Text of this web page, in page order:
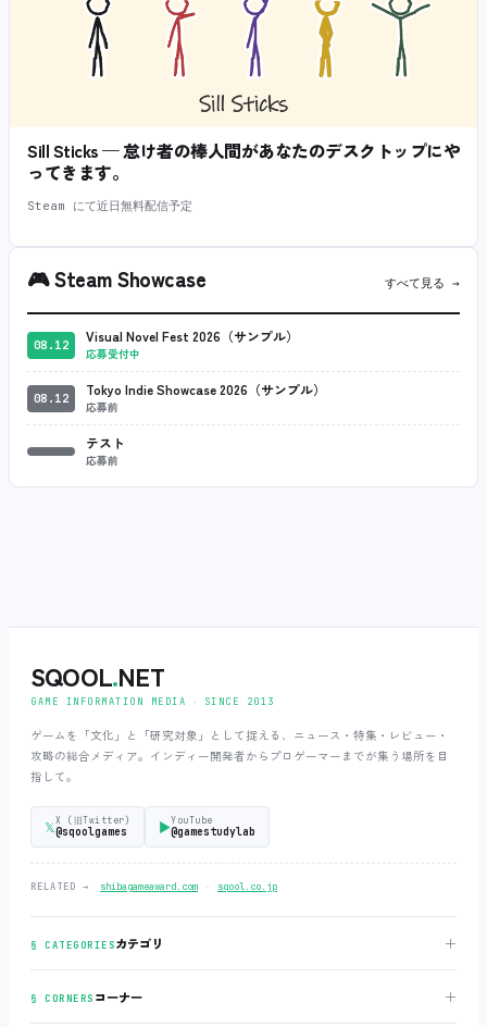
Sill Sticks — 怠け者の棒人間があなたのデスクトップにや
ってきます。
Steam にて近日無料配信予定
🎮Steam Showcase すべて見る →
08.12 Visual Novel Fest 2026（サンプル）
応募受付中
08.12 Tokyo Indie Showcase 2026（サンプル）
応募前
テスト
応募前
SQOOL.NET
GAME INFORMATION MEDIA ‧ SINCE 2013
ゲームを「文化」と「研究対象」として捉える、ニュース・特集・レビュー・
攻略の総合メディア。インディー開発者からプロゲーマーまでが集う場所を目
指して。
𝕏X (旧Twitter)
@sqoolgames ▶YouTube
@gamestudylab
RELATED → shibagameaward.com ‧ sqool.co.jp
§ CATEGORIESカテゴリ ＋
§ CORNERS コーナー ＋